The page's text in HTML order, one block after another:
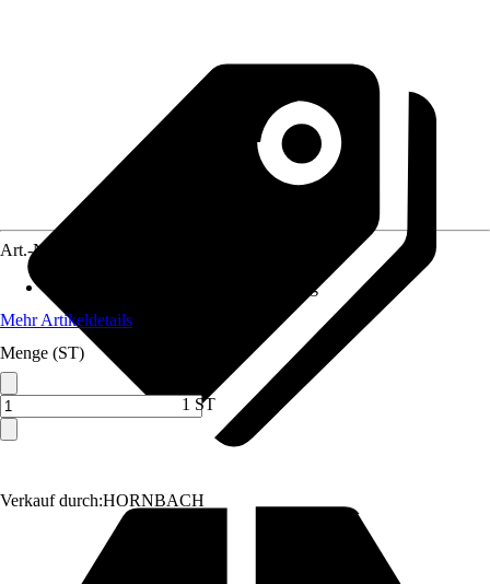
Verkauf durch:HORNBACH
Art.-Nr.
Duschabtrennung
Mehr Artikeldetails
Menge (ST)
1 ST